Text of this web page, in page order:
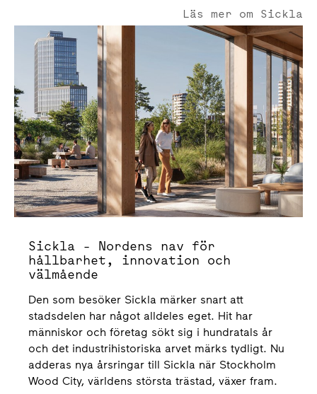
Sickla - Nordens nav för hållbarhet, innovation och
Läs mer om Sickla
Sickla - Nordens nav för
hållbarhet, innovation och
välmående
Den som besöker Sickla märker snart att
stadsdelen har något alldeles eget. Hit har
människor och företag sökt sig i hundratals år
och det industrihistoriska arvet märks tydligt. Nu
adderas nya årsringar till Sickla när Stockholm
Wood City, världens största trästad, växer fram.